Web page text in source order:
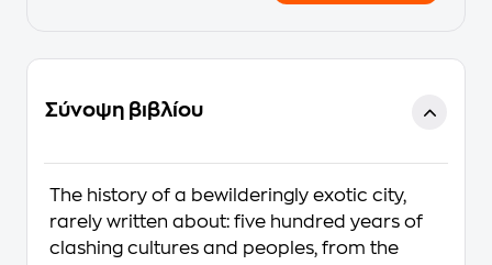
Σύνοψη βιβλίου
The history of a bewilderingly exotic city,
rarely written about: five hundred years of
clashing cultures and peoples, from the